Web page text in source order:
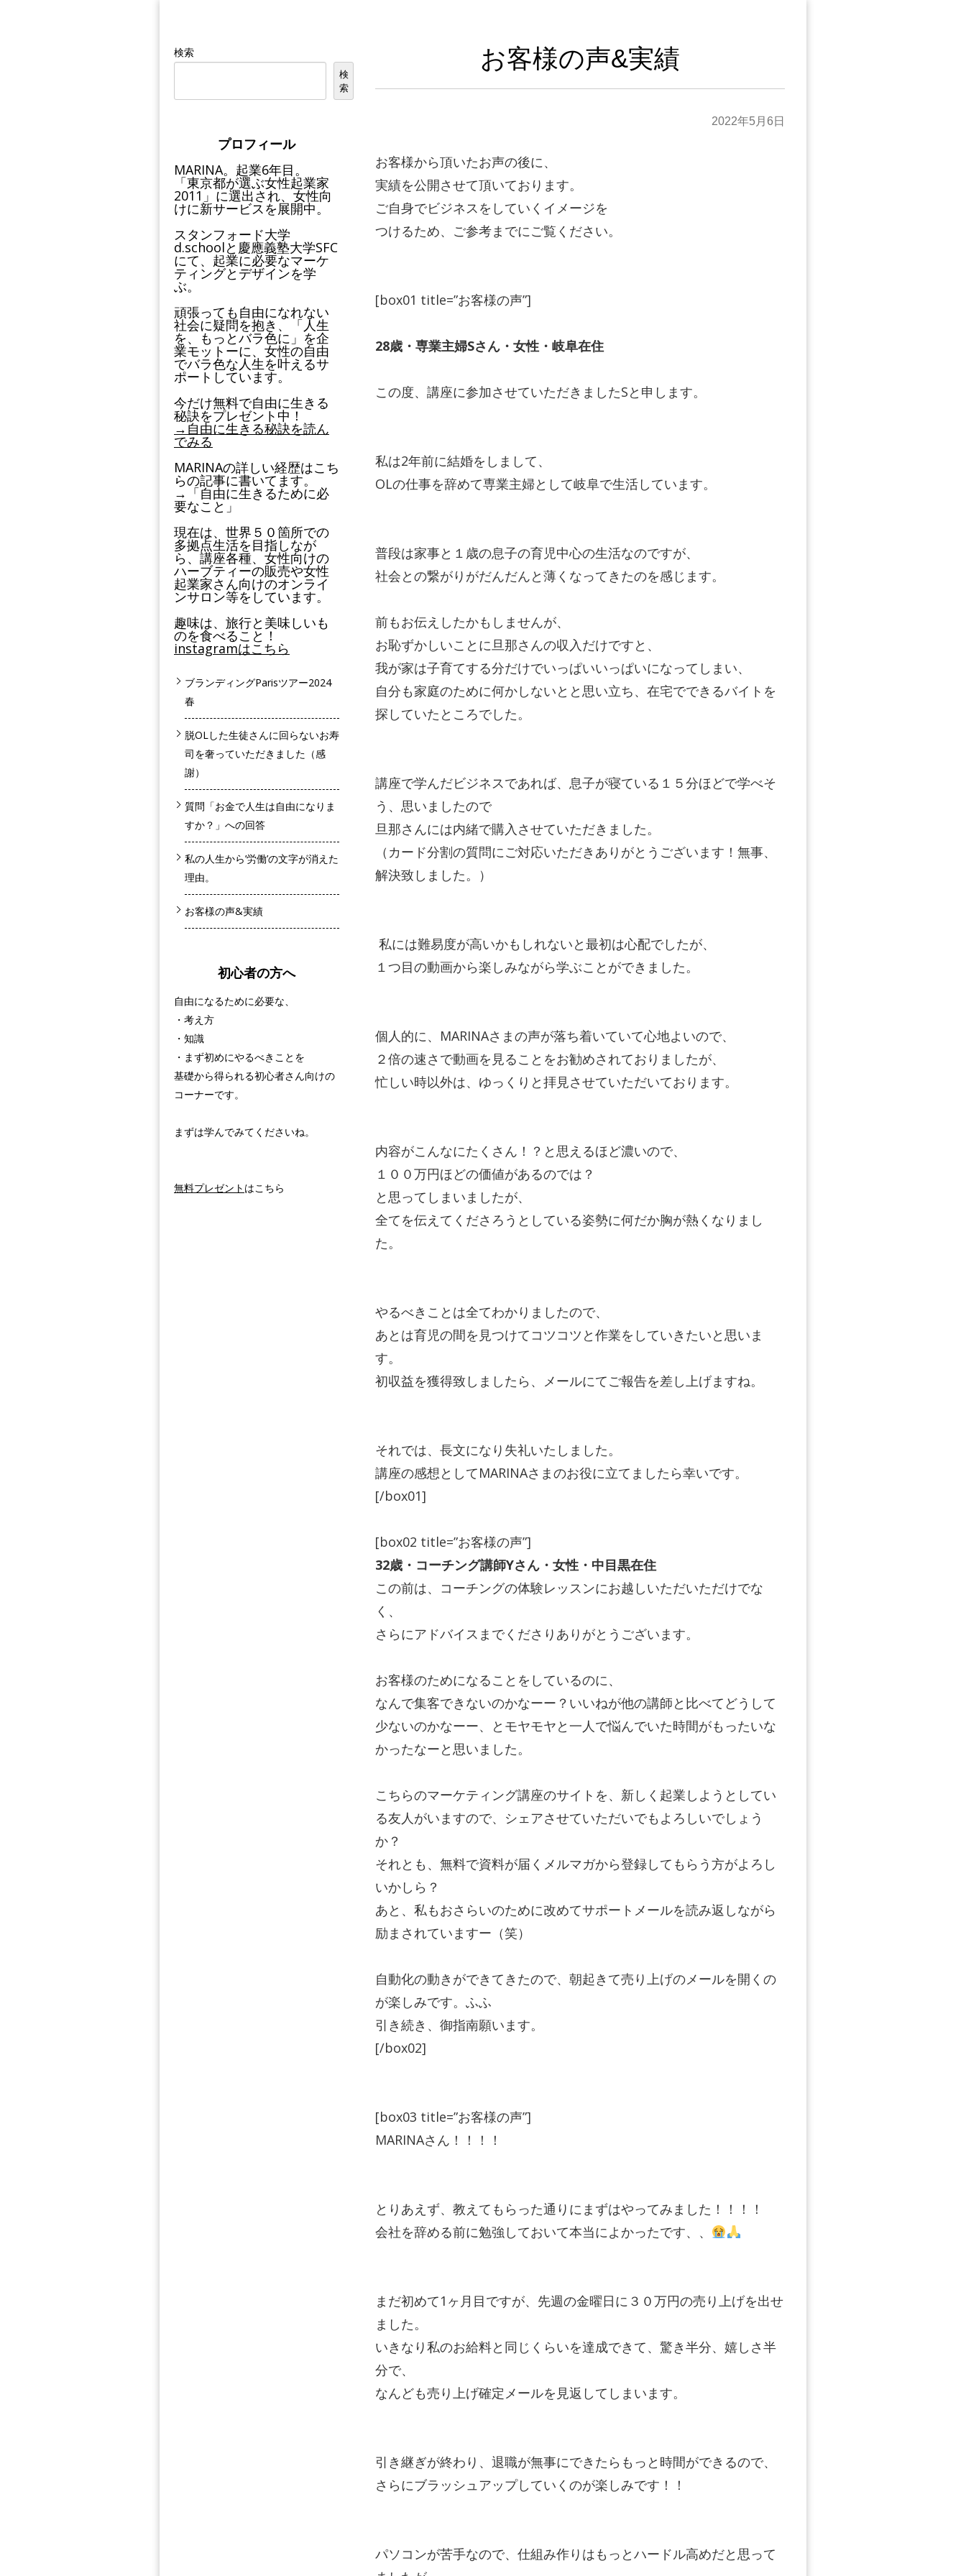
お客様の声&実績
2022年5月6日
お客様から頂いたお声の後に、
実績を公開させて頂いております。
ご自身でビジネスをしていくイメージを
つけるため、ご参考までにご覧ください。
[box01 title=”お客様の声”]
28歳・専業主婦Sさん・女性・岐阜在住
この度、講座に参加させていただきましたSと申します。
私は2年前に結婚をしまして、
OLの仕事を辞めて専業主婦として岐阜で生活しています。
普段は家事と１歳の息子の育児中心の生活なのですが、
社会との繋がりがだんだんと薄くなってきたのを感じます。
前もお伝えしたかもしませんが、
お恥ずかしいことに旦那さんの収入だけですと、
我が家は子育てする分だけでいっぱいいっぱいになってしまい、
自分も家庭のために何かしないとと思い立ち、在宅でできるバイトを
探していたところでした。
講座で学んだビジネスであれば、息子が寝ている１５分ほどで学べそ
う、思いましたので
旦那さんには内緒で購入させていただきました。
（カード分割の質問にご対応いただきありがとうございます！無事、
解決致しました。）
私には難易度が高いかもしれないと最初は心配でしたが、
１つ目の動画から楽しみながら学ぶことができました。
個人的に、 MARINAさまの声が落ち着いていて心地よいので、
２倍の速さで動画を見ることをお勧めされておりましたが、
忙しい時以外は、ゆっくりと拝見させていただいております。
内容がこんなにたくさん！？と思えるほど濃いので、
１００万円ほどの価値があるのでは？
と思ってしまいましたが、
全てを伝えてくださろうとしている姿勢に何だか胸が熱くなりまし
た。
やるべきことは全てわかりましたので、
あとは育児の間を見つけてコツコツと作業をしていきたいと思いま
す。
初収益を獲得致しましたら、メールにてご報告を差し上げますね。
それでは、長文になり失礼いたしました。
講座の感想としてMARINAさまのお役に立てましたら幸いです。
[/box01]
[box02 title=”お客様の声”]
32歳・コーチング講師Yさん・女性・中目黒在住
この前は、コーチングの体験レッスンにお越しいただいただけでな
く、
さらにアドバイスまでくださりありがとうございます。
お客様のためになることをしているのに、
なんで集客できないのかなーー？いいねが他の講師と比べてどうして
少ないのかなーー、とモヤモヤと一人で悩んでいた時間がもったいな
かったなーと思いました。
こちらのマーケティング講座のサイトを、新しく起業しようとしてい
る友人がいますので、シェアさせていただいでもよろしいでしょう
か？
それとも、無料で資料が届くメルマガから登録してもらう方がよろし
いかしら？
あと、私もおさらいのために改めてサポートメールを読み返しながら
励まされていますー（笑）
自動化の動きができてきたので、朝起きて売り上げのメールを開くの
が楽しみです。ふふ
引き続き、御指南願います。
[/box02]
[box03 title=”お客様の声”]
MARINAさん！！！！
とりあえず、教えてもらった通りにまずはやってみました！！！！
会社を辞める前に勉強しておいて本当によかったです、、
まだ初めて1 ヶ月目ですが、先週の金曜日に３０万円の売り上げを出せ
ました。
いきなり私のお給料と同じくらいを達成できて、驚き半分、嬉しさ半
分で、
なんども売り上げ確定メールを見返してしまいます。
引き継ぎが終わり、退職が無事にできたらもっと時間ができるので、
さらにブラッシュアップしていくのが楽しみです！！
パソコンが苦手なので、仕組み作りはもっとハードル高めだと思って
検索
検
索
プロフィール
MARINA。起業6年目。
「東京都が選ぶ女性起業家
2011」に選出され、女性向
けに新サービスを展開中。
スタンフォード大学
d.schoolと慶應義塾大学SFC
にて、起業に必要なマーケ
ティングとデザインを学
ぶ。
頑張っても自由になれない
社会に疑問を抱き、「人生
を、もっとバラ色に」を企
業モットーに、女性の自由
でバラ色な人生を叶えるサ
ポートしています。
今だけ無料で自由に生きる
秘訣をプレゼント中！
→自由に生きる秘訣を読ん
でみる
MARINAの詳しい経歴はこち
らの記事に書いてます。
→「自由に生きるために必
要なこと」
現在は、世界５０箇所での
多拠点生活を目指しなが
ら、講座各種、女性向けの
ハーブティーの販売や女性
起業家さん向けのオンライ
ンサロン等をしています。
趣味は、旅行と美味しいも
のを食べること！
instagramはこちら
ブランディングParisツアー2024
春
脱OLした生徒さんに回らないお寿
司を奢っていただきました（感
謝）
質問「お金で人生は自由になりま
すか？」への回答
私の人生から’労働’の文字が消えた
理由。
お客様の声&実績
初心者の方へ
自由になるために必要な、
・考え方
・知識
・まず初めにやるべきことを
基礎から得られる初心者さん向けの
コーナーです。
まずは学んでみてくださいね。
無料プレゼント はこちら